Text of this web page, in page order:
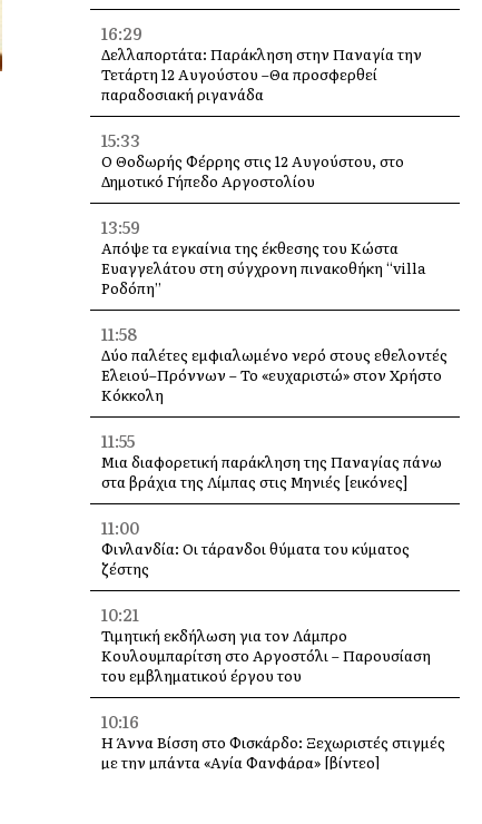
16:29
Δελλαπορτάτα: Παράκληση στην Παναγία την
Τετάρτη 12 Αυγούστου –Θα προσφερθεί
παραδοσιακή ριγανάδα
15:33
Ο Θοδωρής Φέρρης στις 12 Αυγούστου, στο
Δημοτικό Γήπεδο Αργοστολίου
13:59
Απόψε τα εγκαίνια της έκθεσης του Κώστα
Ευαγγελάτου στη σύγχρονη πινακοθήκη “villa
Ροδόπη”
11:58
Δύο παλέτες εμφιαλωμένο νερό στους εθελοντές
Ελειού–Πρόννων – Το «ευχαριστώ» στον Χρήστο
Κόκκολη
11:55
Μια διαφορετική παράκληση της Παναγίας πάνω
στα βράχια της Λίμπας στις Μηνιές [εικόνες]
11:00
Φινλανδία: Οι τάρανδοι θύματα του κύματος
ζέστης
10:21
Τιμητική εκδήλωση για τον Λάμπρο
Κουλουμπαρίτση στο Αργοστόλι – Παρουσίαση
του εμβληματικού έργου του
10:16
Η Άννα Βίσση στο Φισκάρδο: Ξεχωριστές στιγμές
με την μπάντα «Αγία Φανφάρα» [βίντεο]